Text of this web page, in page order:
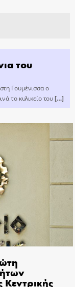
του
Γουμένισσα ο
το κυλικείο του[…]